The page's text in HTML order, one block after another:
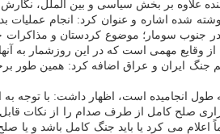
علاوه بر بخش سیاسی و بین الملل،
شده اشاره و عنوان کرد: انجام عملیات
جنوب سومار؛ موضوع کردستان و مذاکرات
وقایع مهمی است که در این روزشمار به
ایران و عراق اضافه کرد: همین طور
طول انجامیده است، اظهار داشت: با توجه
صلح کامل از طرف صدام را از نکات
می کرد یا باید جنگ کامل باشد و یا